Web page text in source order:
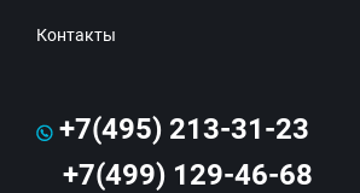
Контакты
+7(495) 213-31-23
+7(499) 129-46-68